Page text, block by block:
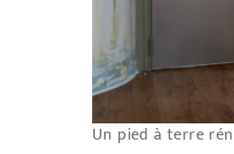
Un pied à terre